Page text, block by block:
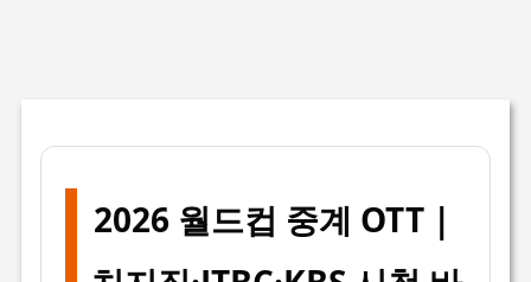
2026 월드컵 중계 OTT |